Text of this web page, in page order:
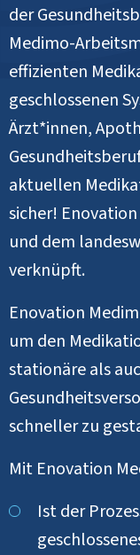
der
Medimo-
effizienten
geschlossenen
Ärzt*innen,
aktuellen
sicher!
und dem
verknüpft.
Enovation
um den
stationäre als
schneller zu
Mit Enovation
Ist der